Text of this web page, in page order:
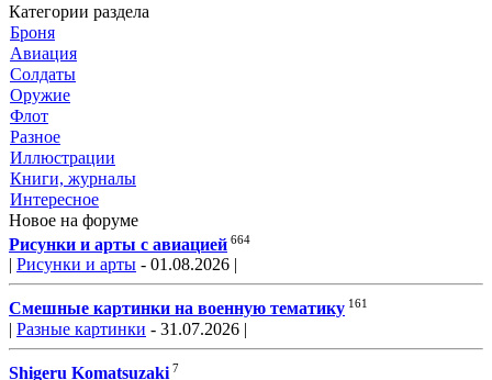
Категории раздела
Броня
Авиация
Солдаты
Оружие
Флот
Разное
Иллюстрации
Книги, журналы
Интересное
Новое на форуме
Рисунки и арты с авиацией 664
| Рисунки и арты - 01.08.2026 |
Смешные картинки на военную тематику 161
| Разные картинки - 31.07.2026 |
Shigeru Komatsuzaki 7